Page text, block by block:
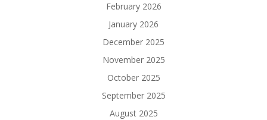
February 2026
January 2026
December 2025
November 2025
October 2025
September 2025
August 2025